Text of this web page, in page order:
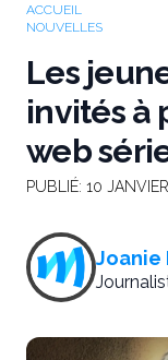
ACCUEIL
NOUVELLES
Les
invités à
web
PUBLIÉ: 10
Joanie